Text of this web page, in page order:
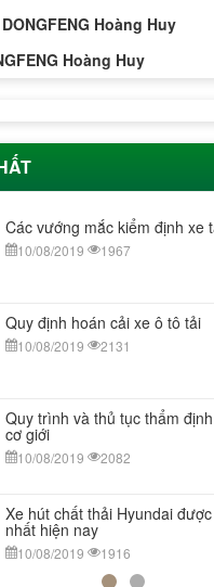
Hoàng Huy
Hoàng Huy
Các vướng mắc kiểm định xe
10/08/2019 1967
Quy định hoán cải xe ô tô tải
10/08/2019 2131
Quy trình và thủ tục thẩm
cơ giới
10/08/2019 2082
Xe hút chất thải Hyundai
nhất hiện nay
10/08/2019 1916
Giá bán Xe tải hút chất thải,
hầm cầu, hút bùn cực tốt tại
Các dòng xe ô tô tải phổ biến
nay